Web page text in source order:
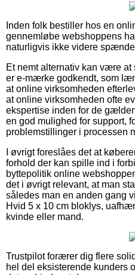
Inden folk bestiller hos en
gennemløbe webshoppens
naturligvis ikke videre
Et nemt alternativ kan være
er e-mærke godkendt, som
at online virksomheden
at online virksomheden ofte
ekspertise inden for de
en god mulighed for support,
problemstillinger i processen
I øvrigt foreslåes det at
forhold der kan spille ind i
byttepolitik online
det i øvrigt relevant, at man
således man en anden gang
Hvid 5 x 10 cm bloklys,
kvinde eller mand.
Trustpilot forærer dig flere
hel del eksisterende kunders